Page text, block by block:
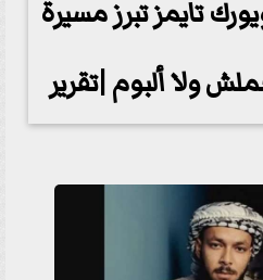
تايمز تبرز مسيرة
ولا ألبوم |تقرير